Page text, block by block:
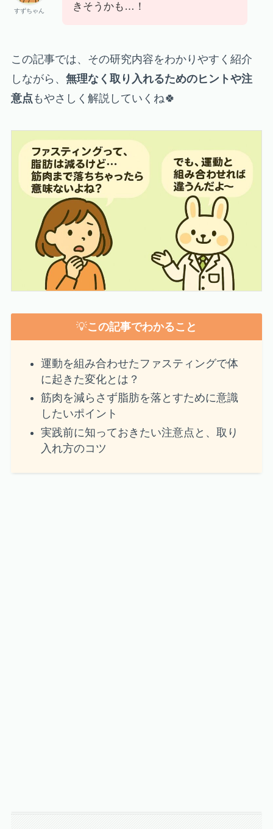
すずちゃん
きそうかも…！
この記事では、その研究内容をわかりやすく紹介
しながら、 無理なく取り入れるためのヒントや注
意点 もやさしく解説していくね🍀
💡この記事でわかること
運動を組み合わせたファスティングで体
に起きた変化とは？
筋肉を減らさず脂肪を落とすために意識
したいポイント
実践前に知っておきたい注意点と、取り
入れ方のコツ